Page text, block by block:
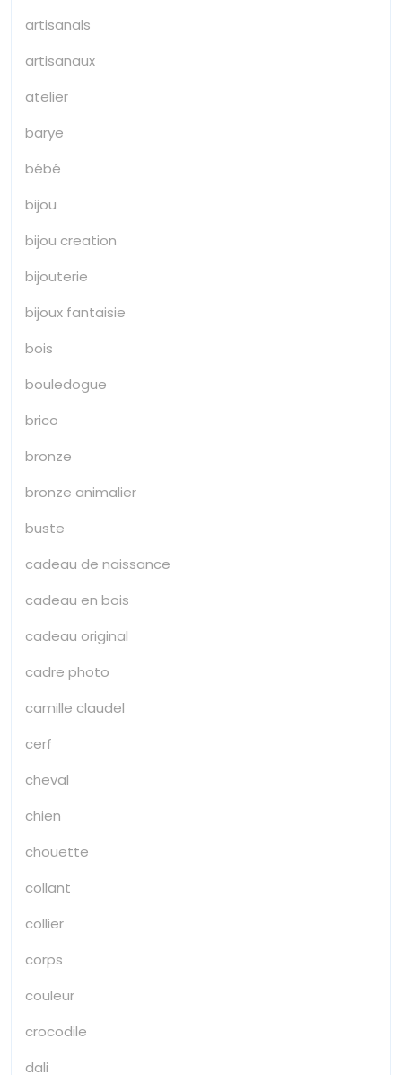
artisanals
artisanaux
atelier
barye
bébé
bijou
bijou creation
bijouterie
bijoux fantaisie
bois
bouledogue
brico
bronze
bronze animalier
buste
cadeau de naissance
cadeau en bois
cadeau original
cadre photo
camille claudel
cerf
cheval
chien
chouette
collant
collier
corps
couleur
crocodile
dali